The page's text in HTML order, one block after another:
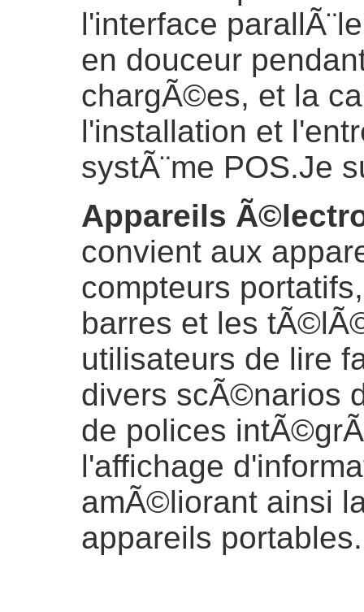
l'interface
en douceur
chargÃ©es, et la
l'installation et
systÃ¨me POS.Je
Appareils
convient aux
compteurs
barres et les
utilisateurs de lire
divers scÃ©narios
de polices
l'affichage
amÃ©liorant ainsi
appareils portables.